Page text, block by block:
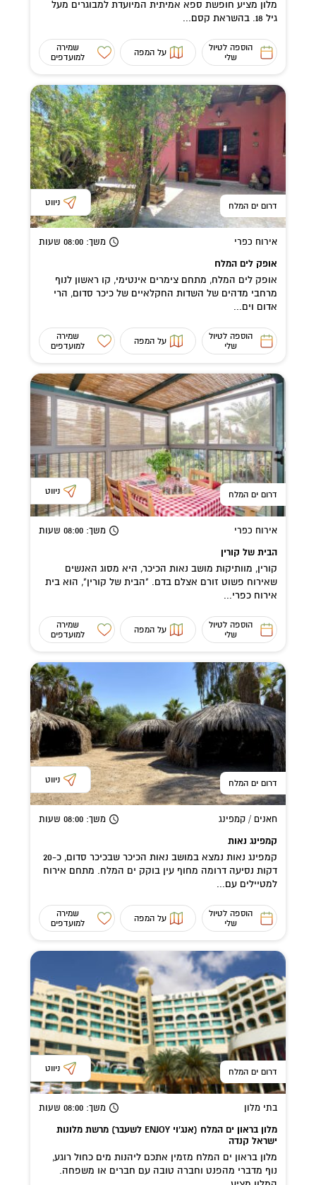
מלון מציע חופשת ספא אמיתית המיועדת למבוגרים מעל
גיל 18. בהשראת קסם...
הוספה לטיול
שלי
על המפה
שמירה
למועדפים
דרום ים המלח ניווט
אירוח כפרי משך: 08:00 שעות
אופק לים המלח
אופק לים המלח, מתחם צימרים אינטימי, קו ראשון לנוף
מרחבי מדהים של השדות החקלאיים של כיכר סדום, הרי
אדום וים...
הוספה לטיול
שלי
על המפה
שמירה
למועדפים
דרום ים המלח ניווט
אירוח כפרי משך: 08:00 שעות
הבית של קורין
קורין, מוותיקות מושב נאות הכיכר, היא מסוג האנשים
שאירוח פשוט זורם אצלם בדם. "הבית של קורין", הוא בית
אירוח כפרי...
הוספה לטיול
שלי
על המפה
שמירה
למועדפים
דרום ים המלח ניווט
חאנים / קמפינג משך: 08:00 שעות
קמפינג נאות
קמפינג נאות נמצא במושב נאות הכיכר שבכיכר סדום, כ-20
דקות נסיעה דרומה מחוף עין בוקק ים המלח. מתחם אירוח
למטיילים עם...
הוספה לטיול
שלי
על המפה
שמירה
למועדפים
דרום ים המלח ניווט
בתי מלון משך: 08:00 שעות
מלון בראון ים המלח (אנג'וי ENJOY לשעבר) מרשת מלונות
ישראל קנדה
מלון בראון ים המלח מזמין אתכם ליהנות מים כחול רוגע,
נוף מדברי מהפנט וחברה טובה עם חברים או משפחה.